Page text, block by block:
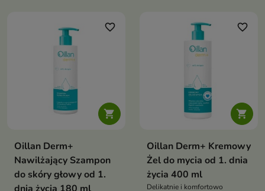

favorite_border
Oillan Derm+
Nawilżający Szampon
do skóry głowy od 1.

favorite_border
Oillan Derm+ Kremowy
Żel do mycia od 1. dnia
życia 400 ml
Delikatnie i komfortowo